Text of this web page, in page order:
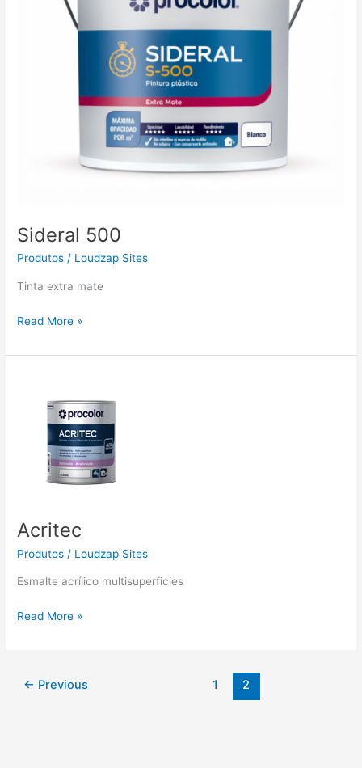
Sideral 500
Produtos / Loudzap Sites
Tinta extra mate
Read More »
Acritec
Produtos / Loudzap Sites
Esmalte acrílico multisuperficies
Read More »
← Previous 1 2